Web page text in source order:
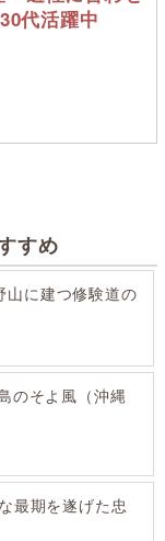
代活躍中
すめ
山に建つ修験道の
のそよ風（沖縄
最期を遂げた忠